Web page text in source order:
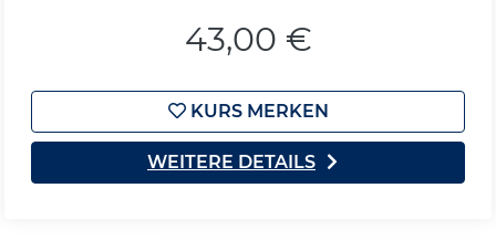
43,00 €
KURS MERKEN
WEITERE DETAILS